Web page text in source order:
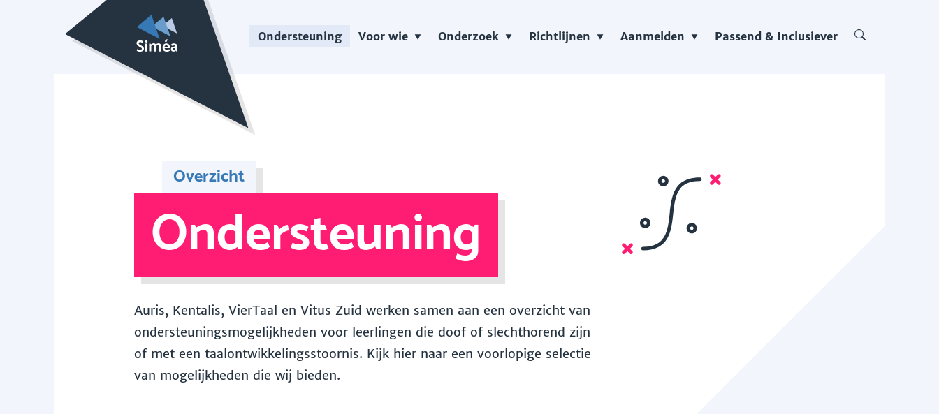
Ondersteuning Voor wie Onderzoek Richtlijnen Aanmelden Passend & Inclusiever
Overzicht
Ondersteuning
Auris, Kentalis, VierTaal en Vitus Zuid werken samen aan een overzicht van
ondersteuningsmogelijkheden voor leerlingen die doof of slechthorend zijn
of met een taalontwikkelingsstoornis. Kijk hier naar een voorlopige selectie
van mogelijkheden die wij bieden.